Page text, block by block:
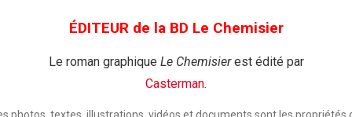
ÉDITEUR de la BD Le Chemisier
Le roman graphique Le Chemisierest édité par
Casterman.
photos, textes, illustrations, vidéos et documents sont les propriétés